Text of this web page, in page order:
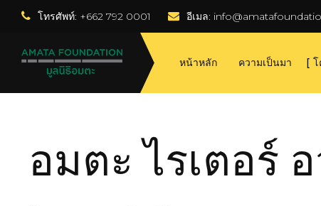
โทรศัพท์: +662 792 0001 อีเมล:
หน้าหลัก ความเป็นมา โ
อมตะ ไรเตอร์